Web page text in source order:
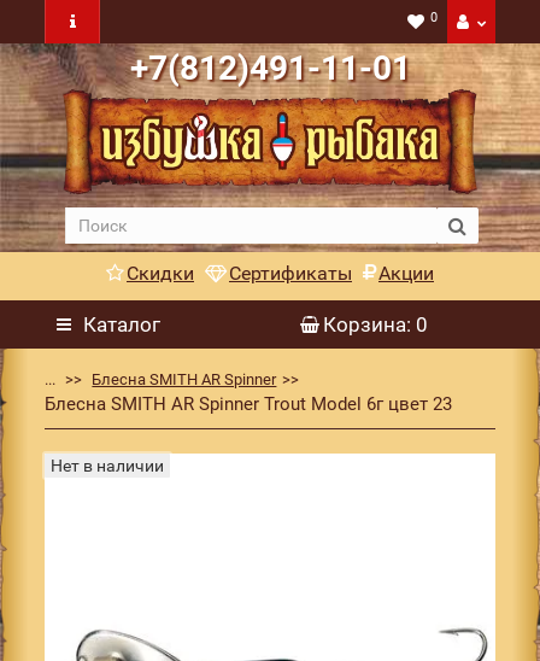
0
+7(812)491-11-01
Скидки Сертификаты Акции
Каталог Корзина: 0
... Блесна SMITH AR Spinner
Блесна SMITH AR Spinner Trout Model 6г цвет 23
Нет в наличии